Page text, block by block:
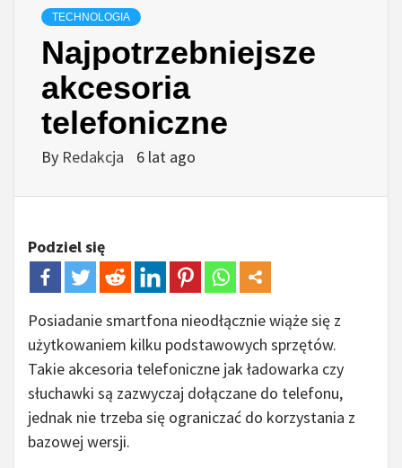
TECHNOLOGIA
Najpotrzebniejsze
akcesoria
telefoniczne
By Redakcja 6 lat ago
Podziel się
Posiadanie smartfona nieodłącznie wiąże się z
użytkowaniem kilku podstawowych sprzętów.
Takie akcesoria telefoniczne jak ładowarka czy
słuchawki są zazwyczaj dołączane do telefonu,
jednak nie trzeba się ograniczać do korzystania z
bazowej wersji.